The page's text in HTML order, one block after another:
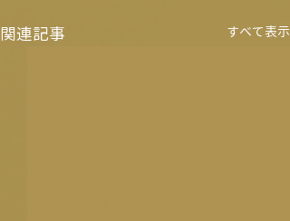
関連記事 すべて表示